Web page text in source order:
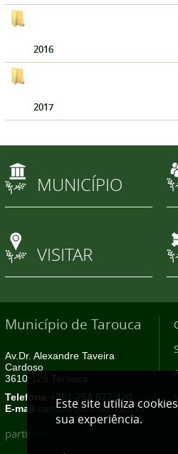
2016
2017
MUNICÍPIO
VISITAR
Município de Tarouca
Av.Dr. Alexandre Taveira
Cardoso
3610-128 Tarouca
Telefone +351 254 677 420
E-mail
camara@cm-tarouca.pt
partilhar
Este site utiliza
sua experiência.